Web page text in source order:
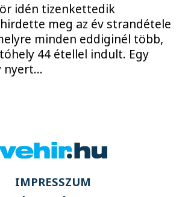
idén tizenkettedik
meg az év strandétele
minden eddiginél több,
44 étellel indult. Egy
nyert...
IMPRESSZUM